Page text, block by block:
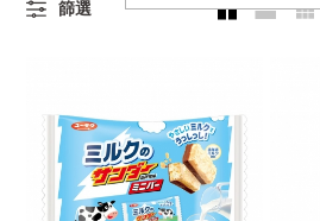
篩選